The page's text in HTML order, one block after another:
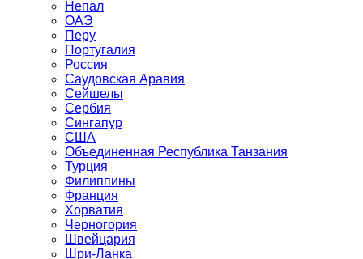
Непал
ОАЭ
Перу
Португалия
Россия
Саудовская Аравия
Сейшелы
Сербия
Сингапур
США
Объединенная Республика Танзания
Турция
Филиппины
Франция
Хорватия
Черногория
Швейцария
Шри-Ланка